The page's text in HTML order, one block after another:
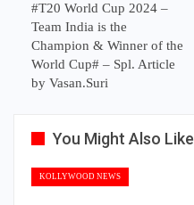
#T20 World Cup 2024 –
Team India is the
Champion & Winner of the
World Cup# – Spl. Article
by Vasan.Suri
You Might Also Like
KOLLYWOOD NEWS